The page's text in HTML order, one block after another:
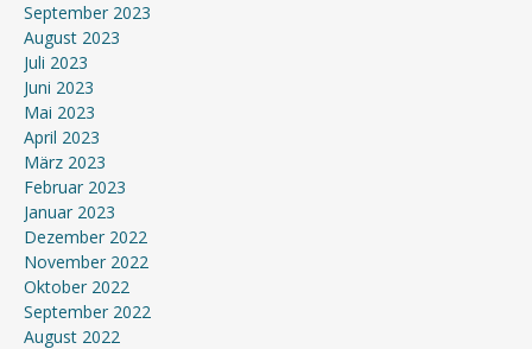
September 2023
August 2023
Juli 2023
Juni 2023
Mai 2023
April 2023
März 2023
Februar 2023
Januar 2023
Dezember 2022
November 2022
Oktober 2022
September 2022
August 2022